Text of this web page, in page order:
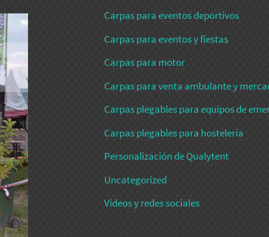
Carpas para eventos deportivos
Carpas para eventos y fiestas
Carpas para motor
Carpas para venta ambulante y
Carpas plegables para equipos de
Carpas plegables para hostelería
Personalización de Qualytent
Uncategorized
Videos y redes sociales